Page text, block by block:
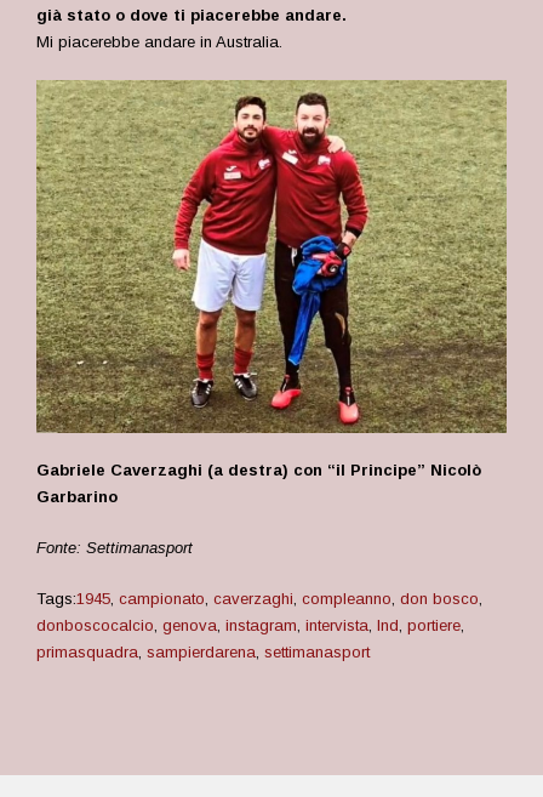
già stato o dove ti piacerebbe andare.
Mi piacerebbe andare in Australia.
Gabriele Caverzaghi (a destra) con “il Principe” Nicolò
Garbarino
Fonte: Settimanasport
Tags:1945, campionato, caverzaghi, compleanno, don bosco,
donboscocalcio, genova, instagram, intervista, lnd, portiere,
primasquadra, sampierdarena, settimanasport